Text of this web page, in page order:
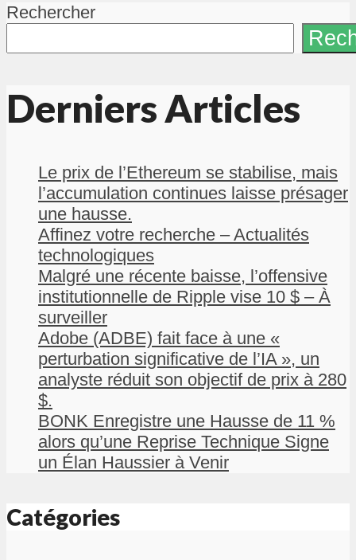
Rechercher
Derniers Articles
Le prix de l’Ethereum se stabilise, mais
l’accumulation continues laisse présager
une hausse.
Affinez votre recherche – Actualités
technologiques
Malgré une récente baisse, l’offensive
institutionnelle de Ripple vise 10 $ – À
surveiller
Adobe (ADBE) fait face à une «
perturbation significative de l’IA », un
analyste réduit son objectif de prix à 280
$.
BONK Enregistre une Hausse de 11 %
alors qu’une Reprise Technique Signe
un Élan Haussier à Venir
Catégories